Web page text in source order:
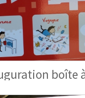
boîte